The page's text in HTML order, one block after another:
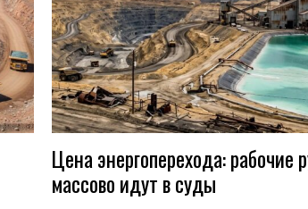
Цена энергоперехода: рабочие
массово идут в суды